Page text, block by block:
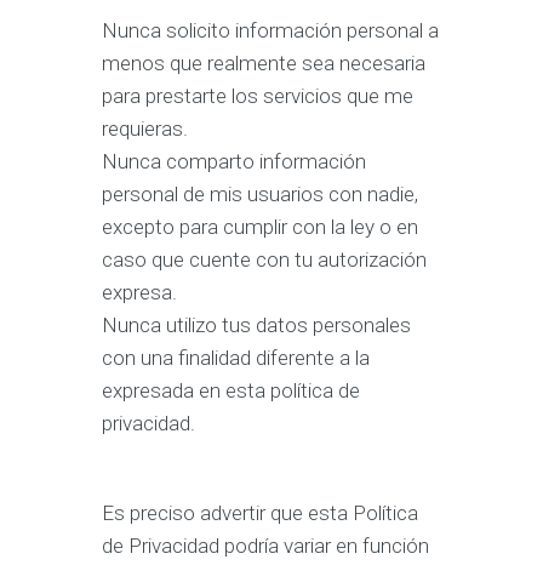
Nunca solicito información personal a
menos que realmente sea necesaria
para prestarte los servicios que me
requieras.
Nunca comparto información
personal de mis usuarios con nadie,
excepto para cumplir con la ley o en
caso que cuente con tu autorización
expresa.
Nunca utilizo tus datos personales
con una finalidad diferente a la
expresada en esta política de
privacidad.
Es preciso advertir que esta Política
de Privacidad podría variar en función